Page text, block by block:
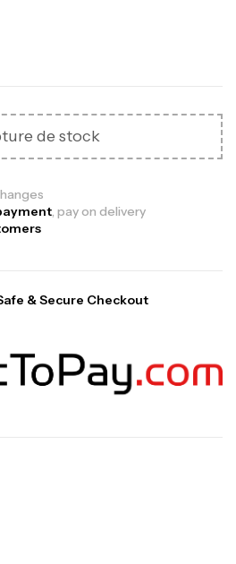
de stock
, pay on delivery
& Secure Checkout